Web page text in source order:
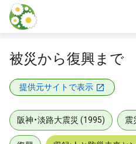
本文に飛ぶ
被災から復興まで
提供元サイトで表示
阪神・淡路大震災 (1995) 震